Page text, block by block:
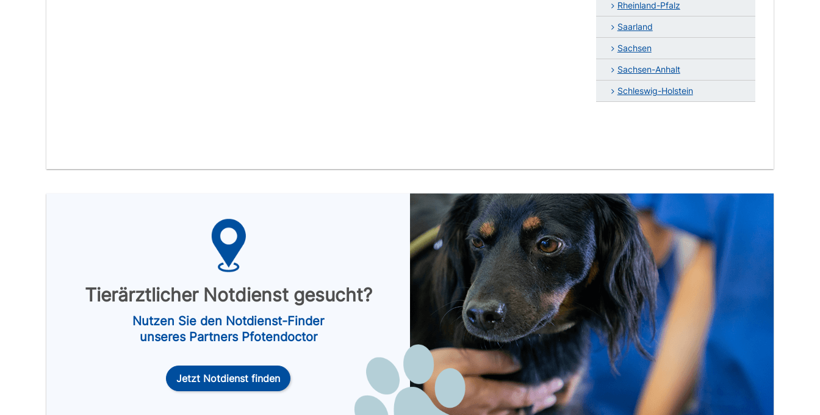
Rheinland-Pfalz
Saarland
Sachsen
Sachsen-Anhalt
Schleswig-Holstein
Tierärztlicher Notdienst gesucht?
Nutzen Sie den Notdienst-Finder
unseres Partners Pfotendoctor
Jetzt Notdienst finden